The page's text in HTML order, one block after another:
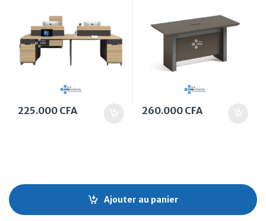
Ajouter au panier
225.000 CFA 260.000 CFA